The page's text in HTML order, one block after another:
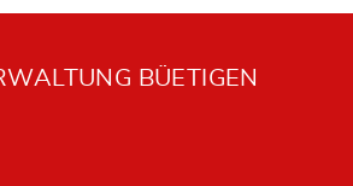
BÜETIGEN